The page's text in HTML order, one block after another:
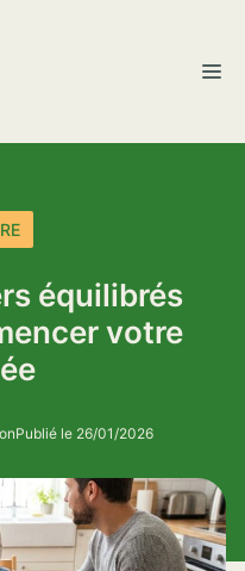
équilibrés
votre
Publié le 26/01/2026